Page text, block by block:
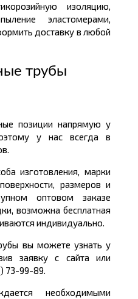
изоляцию,
эластомерами,
доставку в любой
трубы
позиции напрямую у
у нас всегда в
изготовления, марки
размеров и
оптовом заказе
возможна бесплатная
индивидуально.
вы можете узнать у
заявку с сайта или
73-99-89.
необходимыми